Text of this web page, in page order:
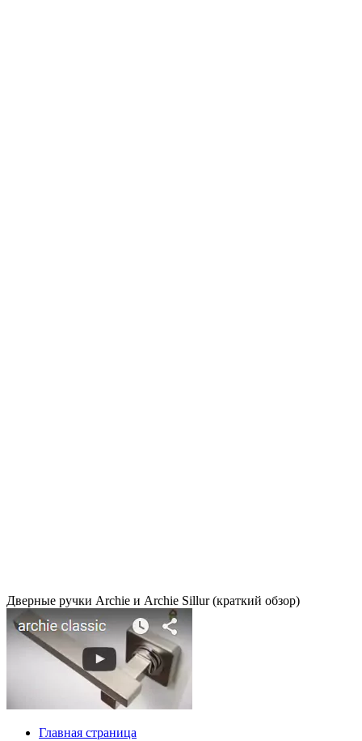
Дверные ручки Archie и Archie Sillur (краткий обзор)
Главная страница